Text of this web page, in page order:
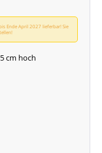
Ende April 2027 lieferbar! Sie
cm hoch